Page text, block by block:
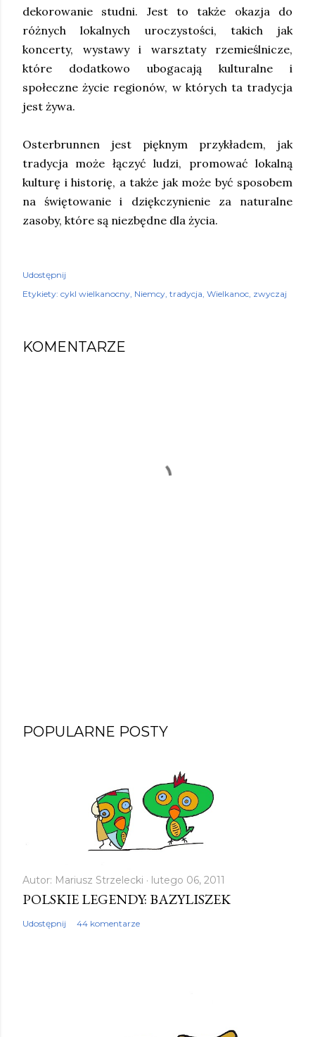
dekorowanie studni. Jest to także okazja do
różnych lokalnych uroczystości, takich jak
koncerty, wystawy i warsztaty rzemieślnicze,
które dodatkowo ubogacają kulturalne i
społeczne życie regionów, w których ta tradycja
jest żywa.
Osterbrunnen jest pięknym przykładem, jak
tradycja może łączyć ludzi, promować lokalną
kulturę i historię, a także jak może być sposobem
na świętowanie i dziękczynienie za naturalne
zasoby, które są niezbędne dla życia.
Udostępnij
Etykiety: cykl wielkanocny Niemcy tradycja Wielkanoc zwyczaj
KOMENTARZE
POPULARNE POSTY
Autor: Mariusz Strzelecki lutego 06, 2011
POLSKIE LEGENDY: BAZYLISZEK
Udostępnij 44 komentarze